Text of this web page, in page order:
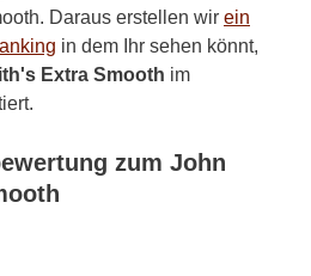
Daraus erstellen wir ein
in dem Ihr sehen könnt,
Extra Smooth im
zum John